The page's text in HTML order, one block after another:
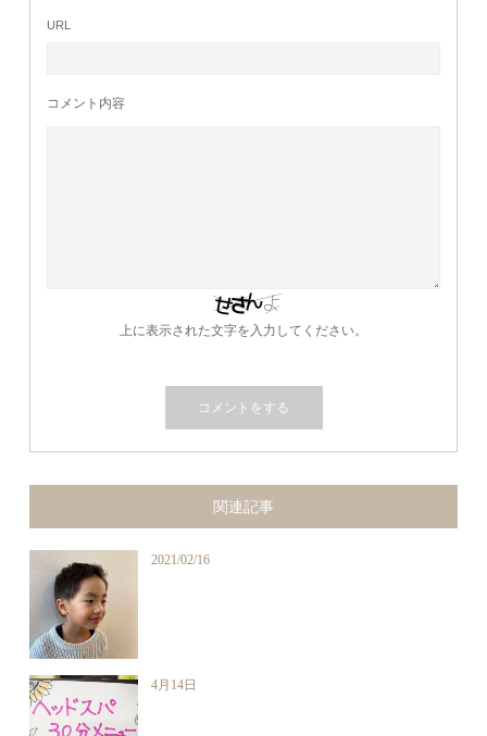
URL
コメント内容
上に表示された文字を入力してください。
関連記事
2021/02/16
4月14日